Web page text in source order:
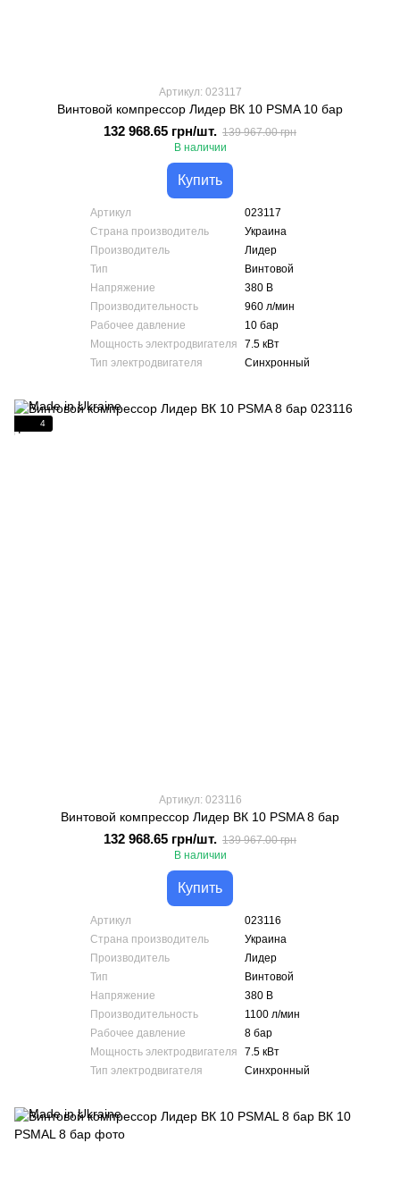
Артикул: 023117
Винтовой компрессор Лидер ВК 10 PSMA 10 бар
132 968.65 грн/шт. 139 967.00 грн
В наличии
Купить
Артикул
023117
Страна производитель
Украина
Производитель
Лидер
Тип
Винтовой
Напряжение
380 В
Производительность
960 л/мин
Рабочее давление
10 бар
Мощность электродвигателя
7.5 кВт
Тип электродвигателя
Синхронный
4
Артикул: 023116
Винтовой компрессор Лидер ВК 10 PSMA 8 бар
132 968.65 грн/шт. 139 967.00 грн
В наличии
Купить
Артикул
023116
Страна производитель
Украина
Производитель
Лидер
Тип
Винтовой
Напряжение
380 В
Производительность
1100 л/мин
Рабочее давление
8 бар
Мощность электродвигателя
7.5 кВт
Тип электродвигателя
Синхронный